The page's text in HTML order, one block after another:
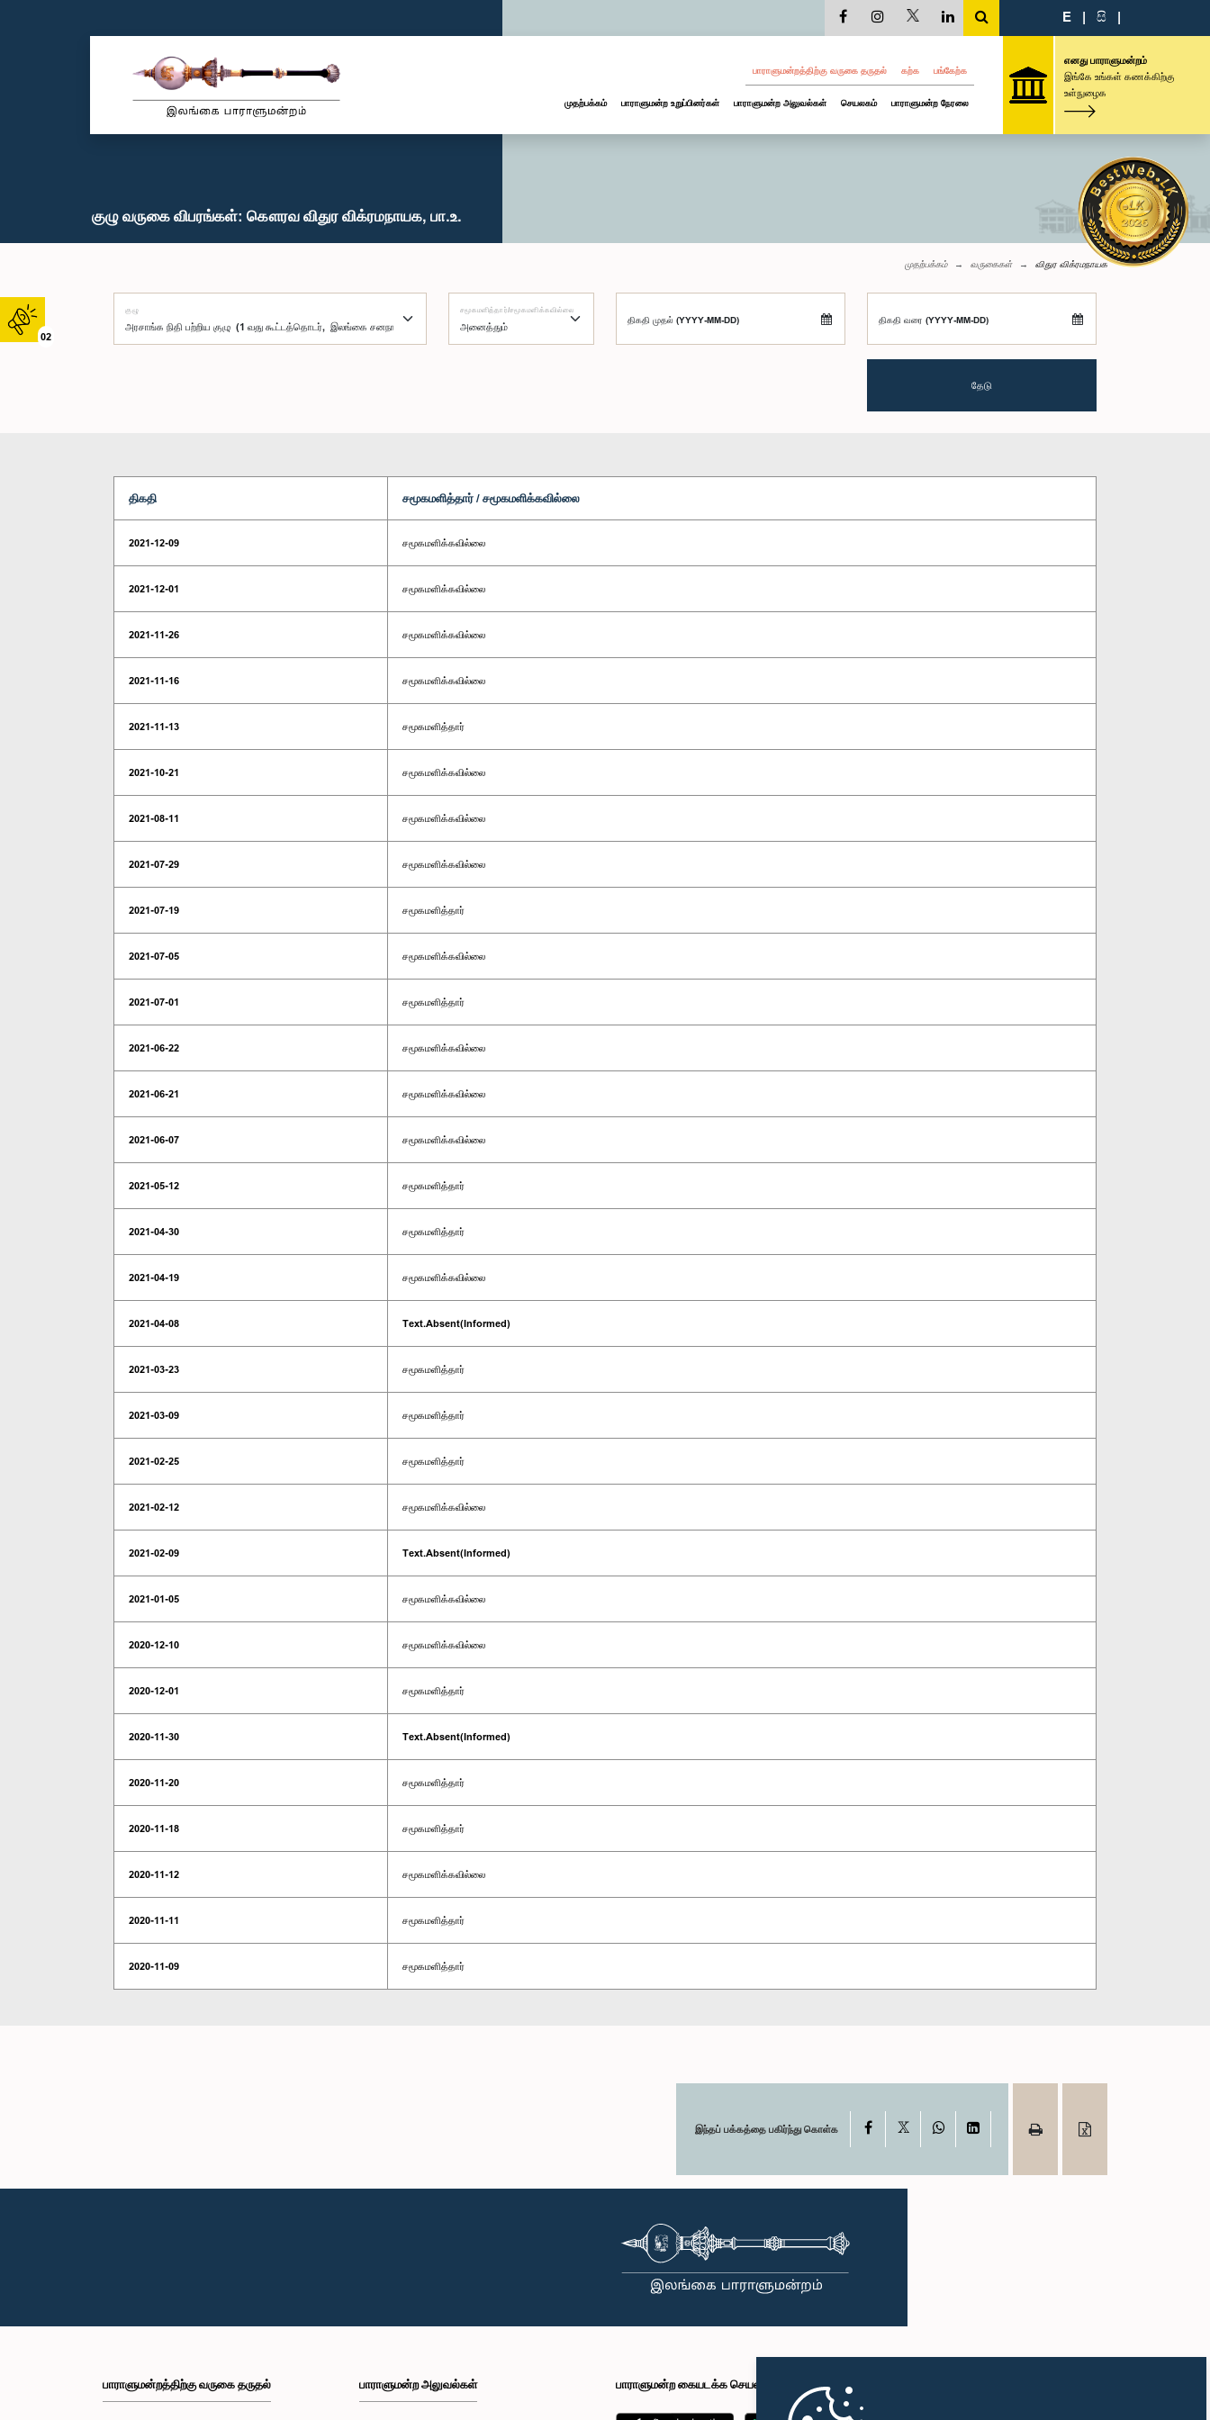
02
E | සි |
பாராளுமன்றத்திற்கு வருகை தருதல் கற்க பங்கேற்க
முதற்பக்கம் பாராளுமன்ற உறுப்பினர்கள் பாராளுமன்ற அலுவல்கள் செயலகம் பாராளுமன்ற நேரலை
எனது பாராளுமன்றம்
இங்கே உங்கள் கணக்கிற்கு
உள்நுழைக
குழு வருகை விபரங்கள்: கௌரவ விதுர விக்ரமநாயக, பா.உ.
முதற்பக்கம் வருகைகள் விதுர விக்ரமநாயக
குழு சமூகமளித்தார்/சமூகமளிக்கவில்லை
திகதி முதல் (YYYY-MM-DD) திகதி வரை (YYYY-MM-DD)
தேடு
திகதி சமூகமளித்தார் / சமூகமளிக்கவில்லை
2021-12-09 சமூகமளிக்கவில்லை
2021-12-01 சமூகமளிக்கவில்லை
2021-11-26 சமூகமளிக்கவில்லை
2021-11-16 சமூகமளிக்கவில்லை
2021-11-13 சமூகமளித்தார்
2021-10-21 சமூகமளிக்கவில்லை
2021-08-11 சமூகமளிக்கவில்லை
2021-07-29 சமூகமளிக்கவில்லை
2021-07-19 சமூகமளித்தார்
2021-07-05 சமூகமளிக்கவில்லை
2021-07-01 சமூகமளித்தார்
2021-06-22 சமூகமளிக்கவில்லை
2021-06-21 சமூகமளிக்கவில்லை
2021-06-07 சமூகமளிக்கவில்லை
2021-05-12 சமூகமளித்தார்
2021-04-30 சமூகமளித்தார்
2021-04-19 சமூகமளிக்கவில்லை
2021-04-08 Text.Absent(Informed)
2021-03-23 சமூகமளித்தார்
2021-03-09 சமூகமளித்தார்
2021-02-25 சமூகமளித்தார்
2021-02-12 சமூகமளிக்கவில்லை
2021-02-09 Text.Absent(Informed)
2021-01-05 சமூகமளிக்கவில்லை
2020-12-10 சமூகமளிக்கவில்லை
2020-12-01 சமூகமளித்தார்
2020-11-30 Text.Absent(Informed)
2020-11-20 சமூகமளித்தார்
2020-11-18 சமூகமளித்தார்
2020-11-12 சமூகமளிக்கவில்லை
2020-11-11 சமூகமளித்தார்
2020-11-09 சமூகமளித்தார்
இந்தப் பக்கத்தை பகிர்ந்து கொள்க Facebook WhatsAppLinkedIn
பாராளுமன்றத்திற்கு வருகை தருதல் பாராளுமன்ற அலுவல்கள் பாராளுமன்ற கையடக்க செயலி